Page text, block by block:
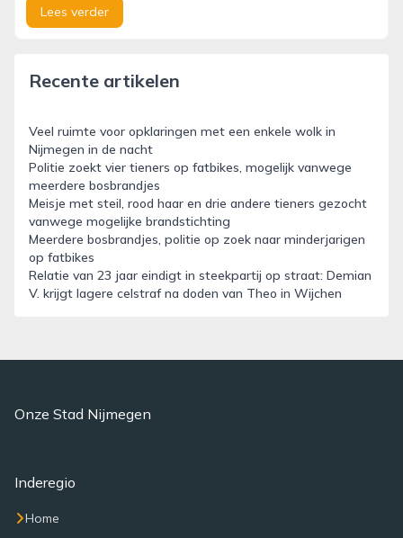
Lees verder
Recente artikelen
Veel ruimte voor opklaringen met een enkele wolk in
Nijmegen in de nacht
Politie zoekt vier tieners op fatbikes, mogelijk vanwege
meerdere bosbrandjes
Meisje met steil, rood haar en drie andere tieners gezocht
vanwege mogelijke brandstichting
Meerdere bosbrandjes, politie op zoek naar minderjarigen
op fatbikes
Relatie van 23 jaar eindigt in steekpartij op straat: Demian
V. krijgt lagere celstraf na doden van Theo in Wijchen
Onze Stad Nijmegen
Inderegio
Home